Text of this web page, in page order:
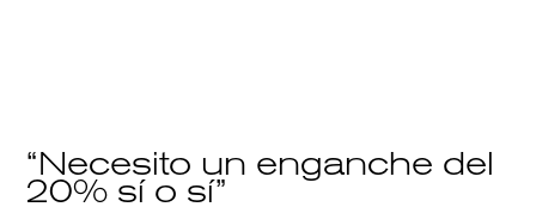
“Necesito un enganche del
20% sí o sí”